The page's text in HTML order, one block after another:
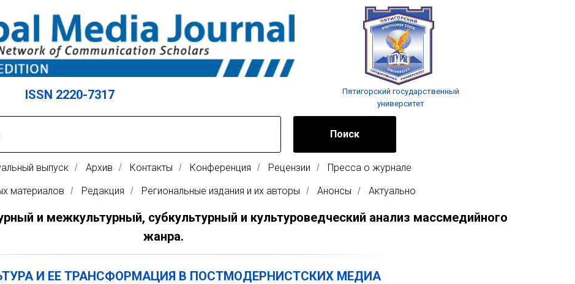
Пятигорский государственный
университет
ISSN 2220-7317
Поиск
выпуск / Архив / Контакты / Конференция / Рецензии /
Пресса о журнале
материалов
/ Редакция / Региональные издания и их авторы / Анонсы / Актуально
и межкультурный, субкультурный и культуроведческий анализ массмедийного
жанра.
И ЕЕ ТРАНСФОРМАЦИЯ В ПОСТМОДЕРНИСТСКИХ МЕДИА